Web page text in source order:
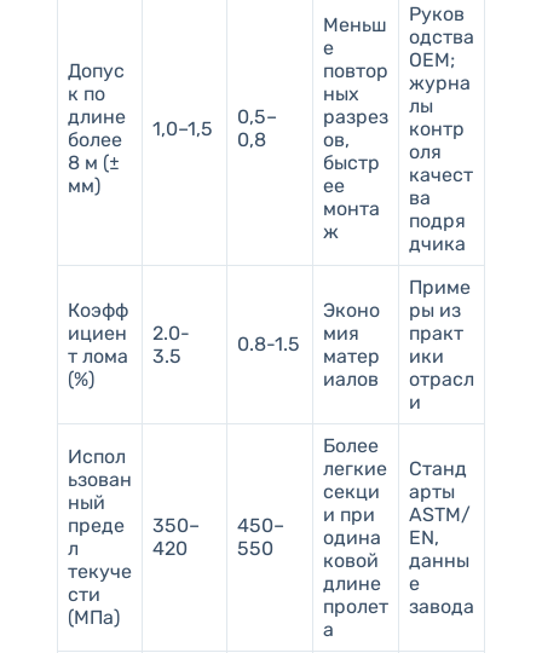
Допус
к по
длине
более
8 м (±
мм)
1,0–1,5
0,5–
0,8
Меньш
е
повтор
ных
разрез
ов,
быстр
ее
монта
ж
Руков
одства
OEM;
журна
лы
контр
оля
качест
ва
подря
дчика
Коэфф
ициен
т лома
(%)
2.0-
3.5
0.8-1.5
Эконо
мия
матер
иалов
Приме
ры из
практ
ики
отрасл
и
Испол
ьзован
ный
преде
л
текуче
сти
(МПа)
350–
420
450–
550
Более
легкие
секци
и при
одина
ковой
длине
пролет
а
Станд
арты
ASTM/
EN,
данны
е
завода